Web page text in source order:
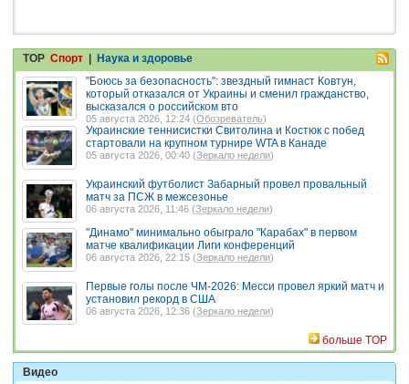
TOP Спорт
Наука и здоровье
"Боюсь за безопасность": звездный гимнаст Ковтун,
который отказался от Украины и сменил гражданство,
высказался о российском вто
05 августа 2026, 12:24 (Обозреватель)
Украинские теннисистки Свитолина и Костюк с побед
стартовали на крупном турнире WTA в Канаде
05 августа 2026, 00:40 (Зеркало недели)
Украинский футболист Забарный провел провальный
матч за ПСЖ в межсезонье
06 августа 2026, 11:46 (Зеркало недели)
"Динамо" минимально обыграло "Карабах" в первом
матче квалификации Лиги конференций
06 августа 2026, 22:15 (Зеркало недели)
Первые голы после ЧМ-2026: Месси провел яркий матч и
установил рекорд в США
06 августа 2026, 12:36 (Зеркало недели)
больше TOP
Видео